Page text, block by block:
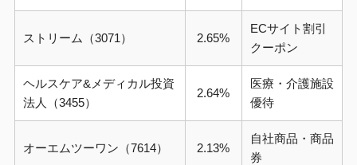
ストリーム（3071） 2.65%
ECサイト割引
クーポン
ヘルスケア&メディカル投資
法人（3455）
2.64%
医療・介護施設
優待
オーエムツーワン（7614） 2.13%
自社商品・商品
券